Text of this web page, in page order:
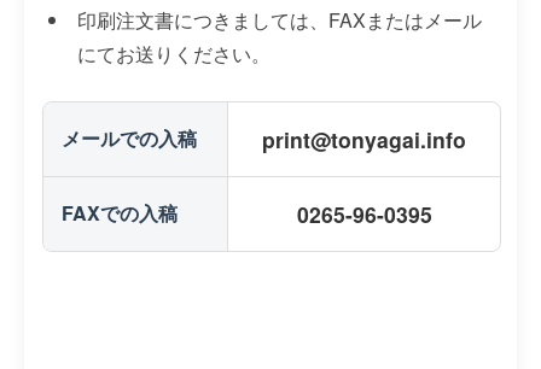
印刷注文書につきましては、FAXまたはメール
にてお送りください。
メールでの入稿 print@tonyagai.info
FAXでの入稿 0265-96-0395